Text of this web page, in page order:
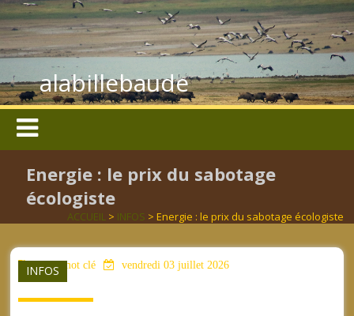
alabillebaude
Energie : le prix du sabotage
écologiste
ACCUEIL> INFOS > Energie : le prix du sabotage écologiste
INFOS
aucun mot clé vendredi 03 juillet 2026